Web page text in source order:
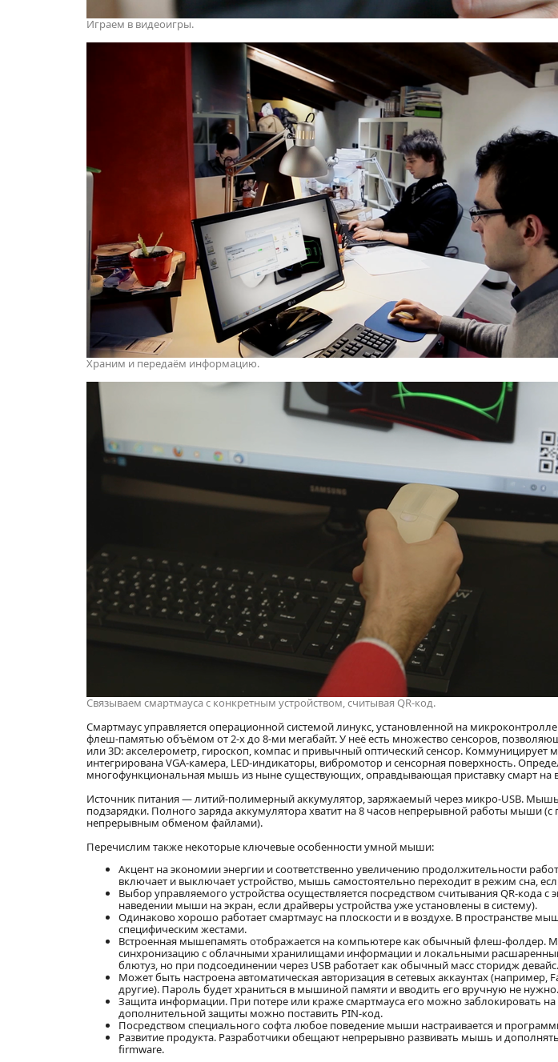
Играем в видеоигры.
Храним и передаём информацию.
Связываем смартмауса с конкретным устройством, считывая QR-код.
Смартмаус управляется операционной системой линукс, установленной на
флеш-памятью объёмом от 2-х до 8-ми мегабайт. У неё есть множество сенсоров,
или 3D: акселерометр, гироскоп, компас и привычный оптический сенсор.
интегрирована VGA-камера, LED-индикаторы, вибромотор и сенсорная поверхность.
многофункциональная мышь из ныне существующих, оправдывающая приставку смарт на
Источник питания — литий-полимерный аккумулятор, заряжаемый через микро-USB.
подзарядки. Полного заряда аккумулятора хватит на 8 часов непрерывной работы мыши (с
непрерывным обменом файлами).
Перечислим также некоторые ключевые особенности умной мыши:
Акцент на экономии энергии и соответственно увеличению продолжительности
включает и выключает устройство, мышь самостоятельно переходит в режим сна,
Выбор управляемого устройства осуществляется посредством считывания QR-кода с
наведении мыши на экран, если драйверы устройства уже установлены в систему).
Одинаково хорошо работает смартмаус на плоскости и в воздухе. В пространстве
специфическим жестами.
Встроенная мышепамять отображается на компьютере как обычный флеш-фолдер.
синхронизацию с облачными хранилищами информации и локальными
блютуз, но при подсоединении через USB работает как обычный масс сторидж девайс.
Может быть настроена автоматическая авторизация в сетевых аккаунтах (например,
другие). Пароль будет храниться в мышиной памяти и вводить его вручную не нужно.
Защита информации. При потере или краже смартмауса его можно заблокировать на
дополнительной защиты можно поставить PIN-код.
Посредством специального софта любое поведение мыши настраивается и
Развитие продукта. Разработчики обещают непрерывно развивать мышь и
firmware.